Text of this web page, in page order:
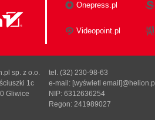
Onepress.pl
Videopoint.pl
sp. z o.o.
1c
Gliwice
tel. (32) 230-98-63
e-mail: [wyświetl email]@helion.pl
NIP: 6312636254
Regon: 241989027